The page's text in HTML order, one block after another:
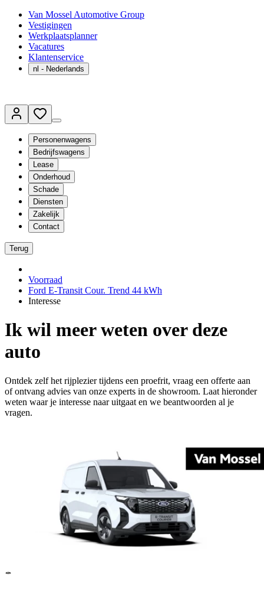
Van Mossel Automotive Group
Vestigingen
Werkplaatsplanner
Vacatures
Klantenservice
nl - Nederlands
Personenwagens
Bedrijfswagens
Lease
Onderhoud
Schade
Diensten
Zakelijk
Contact
Terug
Voorraad
Ford E-Transit Cour. Trend 44 kWh
Interesse
Ik wil meer weten over deze
auto
Ontdek zelf het rijplezier tijdens een proefrit, vraag een offerte aan
of ontvang advies van onze experts in de showroom. Laat hieronder
weten waar je interesse naar uitgaat en we beantwoorden al je
vragen.